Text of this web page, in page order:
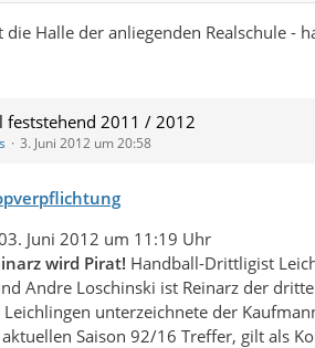
die Halle der anliegenden Realschule
feststehend 2011 / 2012
3. Juni 2012 um 20:58
Juni 2012 um 11:19 Uhr
wird Pirat! Handball-Drittligist
Andre Loschinski ist Reinarz der
Leichlingen unterzeichnete der
Saison 92/16 Treffer, gilt als